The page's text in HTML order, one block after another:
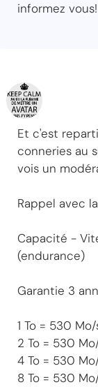
informez vous!
Et c'est
conneries au
vois un
Rappel avec
Capacité -
(endurance)
Garantie 3
1 To = 530
2 To = 530
4 To = 530
8 To = 530